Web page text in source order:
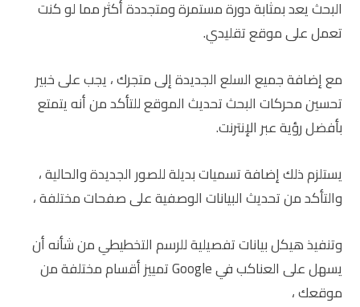
البحث يعد بمثابة دورة مستمرة ومتجددة أكثر مما لو كنت
تعمل على موقع تقليدي.
مع إضافة جميع السلع الجديدة إلى متجرك ، يجب على خبير
تحسين محركات البحث تحديث الموقع للتأكد من أنه يتمتع
بأفضل رؤية عبر الإنترنت.
يستلزم ذلك إضافة تسميات بديلة للصور الجديدة والحالية ،
والتأكد من تحديث البيانات الوصفية على صفحات مختلفة ،
وتنفيذ هيكل بيانات تفصيلية للرسم التخطيطي من شأنه أن
يسهل على العناكب في Google تمييز أقسام مختلفة من
موقعك ،